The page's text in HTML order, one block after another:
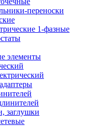
переноски
1-фазные
элементы
заглушки